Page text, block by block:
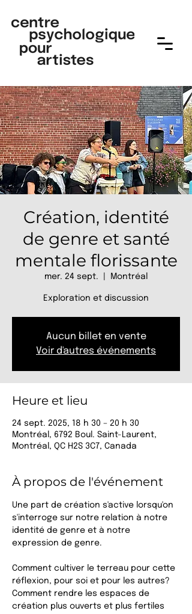
Création, identité
de genre et santé
mentale florissante
mer. 24 sept. Montréal
Exploration et discussion
Aucun billet en vente
Voir d'autres événements
Heure et lieu
24 sept. 2025, 18 h 30 – 20 h 30
Montréal, 6792 Boul. Saint-Laurent,
Montréal, QC H2S 3C7, Canada
À propos de l'événement
Une part de création s'active lorsqu'on
s'interroge sur notre relation à notre
identité de genre et à notre
expression de genre.
Comment cultiver le terreau pour cette
réflexion, pour soi et pour les autres?
Comment rendre les espaces de
création plus ouverts et plus fertiles